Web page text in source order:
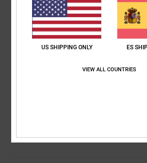
El 50% de nuestros clientes
Comodidad
US SHIPPING ONLY ES
VIEW ALL COUNTRIES